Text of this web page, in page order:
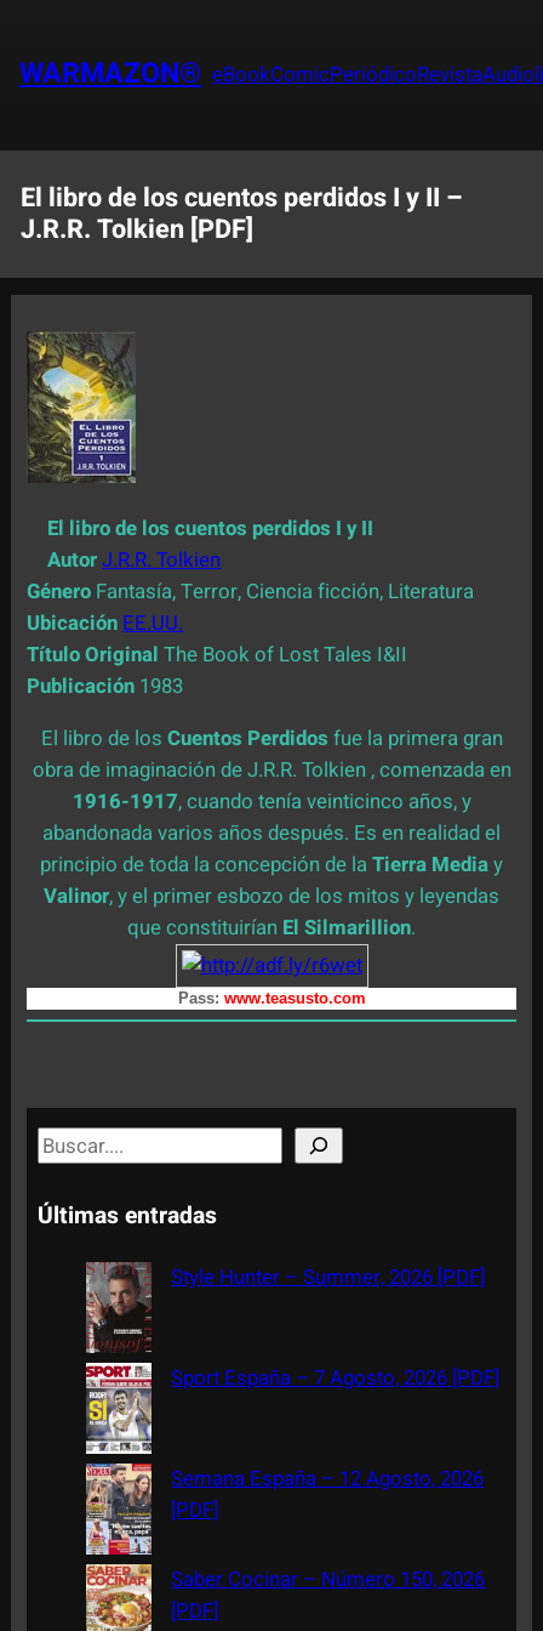
contenido
WARMAZON® eBookComicPeriódicoRevista
El libro de los cuentos perdidos I y II –
J.R.R. Tolkien [PDF]
El libro de los cuentos perdidos I y II
AutorJ.R.R. Tolkien
Género Fantasía, Terror, Ciencia ficción, Literatura
Ubicación EE.UU.
Título OriginalThe Book of Lost Tales I&II
Publicación 1983
El libro de los Cuentos Perdidos fue la primera gran
obra de imaginación de J.R.R. Tolkien , comenzada en
1916-1917, cuando tenía veinticinco años, y
abandonada varios años después. Es en realidad el
principio de toda la concepción de la Tierra Mediay
Valinor, y el primer esbozo de los mitos y leyendas
que constituirían El Silmarillion.
Pass: www.teasusto.com
S
e
a
Últimas entradas
Style Hunter – Summer, 2026 [PDF]
Sport España – 7 Agosto, 2026 [PDF]
Semana España – 12 Agosto, 2026
[PDF]
Saber Cocinar – Número 150, 2026
[PDF]